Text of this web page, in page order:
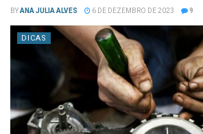
BYANA JULIA ALVES 6 DE DEZEMBRO DE 2023 9
DICAS